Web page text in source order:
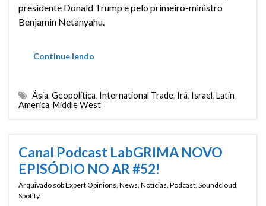
presidente Donald Trump e pelo primeiro-ministro
Benjamin Netanyahu.
Continue lendo
Ásia, Geopolítica, International Trade, Irã, Israel, Latin
America, Middle West
Canal Podcast LabGRIMA NOVO
EPISÓDIO NO AR #52!
Arquivado sobExpert Opinions, News, Notícias, Podcast, Soundcloud,
Spotify